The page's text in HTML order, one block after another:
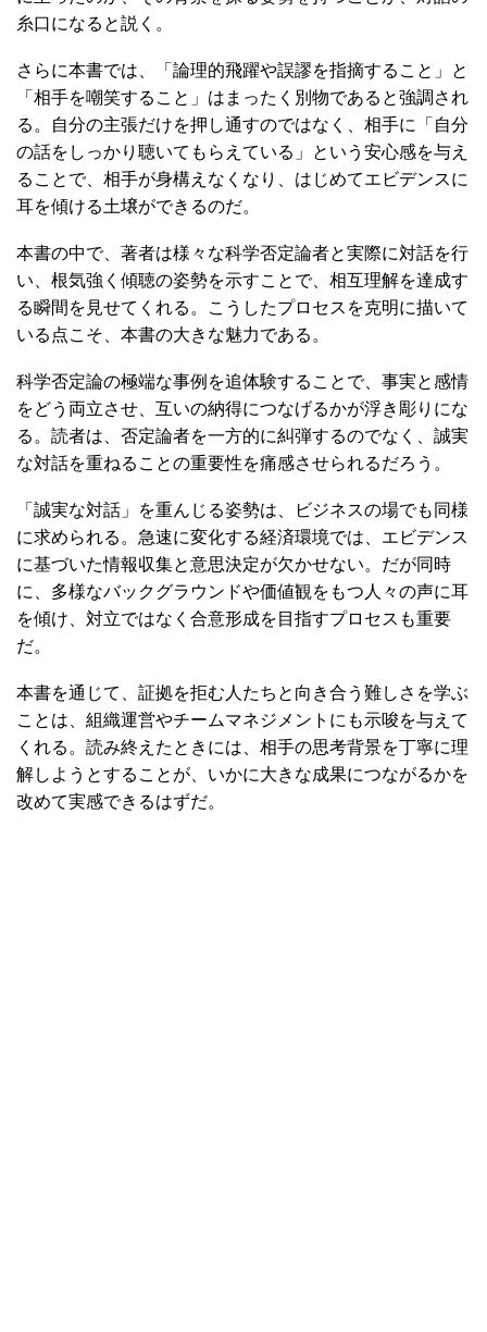
糸口になると説く。
さらに本書では、「論理的飛躍や誤謬を指摘すること」と
「相手を嘲笑すること」はまったく別物であると強調され
る。自分の主張だけを押し通すのではなく、相手に「自分
の話をしっかり聴いてもらえている」という安心感を与え
ることで、相手が身構えなくなり、はじめてエビデンスに
耳を傾ける土壌ができるのだ。
本書の中で、著者は様々な科学否定論者と実際に対話を行
い、根気強く傾聴の姿勢を示すことで、相互理解を達成す
る瞬間を見せてくれる。こうしたプロセスを克明に描いて
いる点こそ、本書の大きな魅力である。
科学否定論の極端な事例を追体験することで、事実と感情
をどう両立させ、互いの納得につなげるかが浮き彫りにな
る。読者は、否定論者を一方的に糾弾するのでなく、誠実
な対話を重ねることの重要性を痛感させられるだろう。
「誠実な対話」を重んじる姿勢は、ビジネスの場でも同様
に求められる。急速に変化する経済環境では、エビデンス
に基づいた情報収集と意思決定が欠かせない。だが同時
に、多様なバックグラウンドや価値観をもつ人々の声に耳
を傾け、対立ではなく合意形成を目指すプロセスも重要
だ。
本書を通じて、証拠を拒む人たちと向き合う難しさを学ぶ
ことは、組織運営やチームマネジメントにも示唆を与えて
くれる。読み終えたときには、相手の思考背景を丁寧に理
解しようとすることが、いかに大きな成果につながるかを
改めて実感できるはずだ。